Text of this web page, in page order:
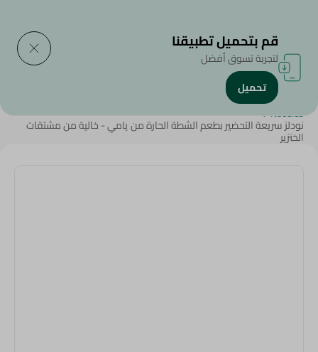
الرئيسية/منتجات البقالة
Noodles
/
نودلز سريعة التحضير بطعم الشطة الحارة من يامي - خالية من مشتقات
الخنزير
قم بتحميل تطبيقنا
لتجربة تسوق أفضل
تحميل